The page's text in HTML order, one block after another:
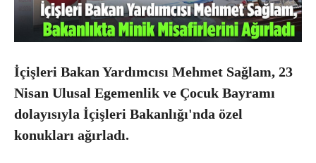
İçişleri Bakan Yardımcısı Mehmet Sağlam, 23
Nisan Ulusal Egemenlik ve Çocuk Bayramı
dolayısıyla İçişleri Bakanlığı'nda özel
konukları ağırladı.